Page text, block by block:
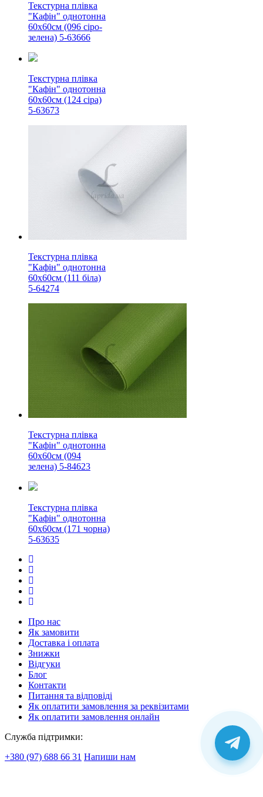
Текстурна плівка
"Кафін" однотонна
60х60см (096 сіро-
зелена) 5-63666
Текстурна плівка
"Кафін" однотонна
60х60см (124 сіра)
5-63673
Текстурна плівка
"Кафін" однотонна
60х60см (111 біла)
5-64274
Текстурна плівка
"Кафін" однотонна
60х60см (094
зелена) 5-84623
Текстурна плівка
"Кафін" однотонна
60х60см (171 чорна)
5-63635
Про нас
Як замовити
Доставка і оплата
Знижки
Відгуки
Блог
Контакти
Питання та відповіді
Як оплатити замовлення за реквізитами
Як оплатити замовлення онлайн
Служба підтримки:
+380 (97) 688 66 31 Напиши нам